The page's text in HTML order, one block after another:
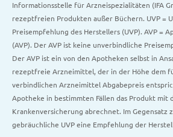
Informationsstelle für Arzneispezialitäten (IFA
rezeptfreien Produkten außer Büchern. UVP =
Preisempfehlung des Herstellers (UVP). AVP =
(AVP). Der AVP ist keine unverbindliche
Der AVP ist ein von den Apotheken selbst in
rezeptfreie Arzneimittel, der in der Höhe dem
verbindlichen Arzneimittel Abgabepreis
Apotheke in bestimmten Fällen das Produkt mit
Krankenversicherung abrechnet. Im Gegensatz
gebräuchliche UVP eine Empfehlung der